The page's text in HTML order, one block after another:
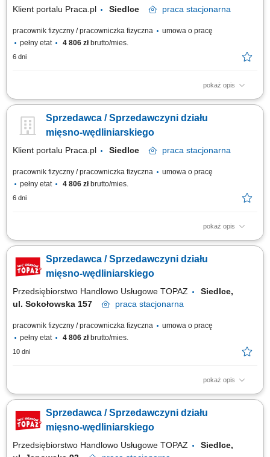
Klient portalu Praca.pl Siedlce praca stacjonarna
pracownik fizyczny / pracowniczka fizyczna
umowa o pracę
pełny etat
4 806 złbrutto/mies.
6 dni
pokaż opis
obsługa klientów przy stoisku z produktami świeżymi oraz udzielanie
produktów mięsnych, wędliniarskich i nabiałowych; kontrolowanie jakości
produktów i terminów przydatności do spożycia; wspieranie sprzedaży
Sprzedawca / Sprzedawczyni działu
mięsno-wędliniarskiego
Klient portalu Praca.pl Siedlce praca stacjonarna
pracownik fizyczny / pracowniczka fizyczna
umowa o pracę
pełny etat
4 806 złbrutto/mies.
6 dni
pokaż opis
obsługa klientów przy stoisku z produktami świeżymi oraz udzielanie
produktów mięsnych, wędliniarskich i nabiałowych; kontrolowanie jakości
produktów i terminów przydatności do spożycia; wspieranie sprzedaży
Sprzedawca / Sprzedawczyni działu
mięsno-wędliniarskiego
Przedsiębiorstwo Handlowo Usługowe TOPAZ
Siedlce,
ul. Sokołowska 157
praca stacjonarna
pracownik fizyczny / pracowniczka fizyczna
umowa o pracę
pełny etat
4 806 złbrutto/mies.
10 dni
pokaż opis
Opis stanowiska: obsługa Klientów zgodnie z obowiązującymi
mięsa, wędlin i serów, aktywna sprzedaż i doradztwo produktowe,
monitorowanie terminów przydatności produktów, utrzymanie porządku i
Sprzedawca / Sprzedawczyni działu
mięsno-wędliniarskiego
Przedsiębiorstwo Handlowo Usługowe TOPAZ
Siedlce,